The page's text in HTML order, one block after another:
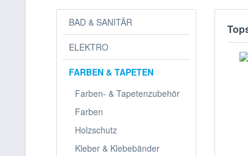
BAD & SANITÄR
ELEKTRO
FARBEN & TAPETEN
Farben- & Tapetenzubehör
Farben
Holzschutz
Kleber & Klebebänder